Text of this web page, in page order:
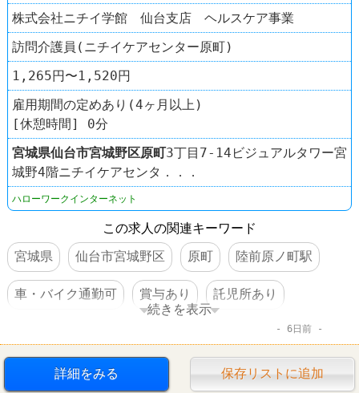
株式会社ニチイ学館 仙台支店 ヘルスケア事業
訪問介護員(ニチイケアセンター原町)
1,265円〜1,520円
雇用期間の定めあり(4ヶ月以上)
[休憩時間] 0分
宮城県仙台市宮城野区原町3丁目7-14ビジュアルタワー宮
城野4階ニチイケアセンタ．．．
ハローワークインターネット
この求人の関連キーワード
宮城県
仙台市宮城野区 原町 陸前原ノ町駅
車・バイク通勤可 賞与あり 託児所あり
続きを表示
6日前
詳細をみる 保存リストに追加